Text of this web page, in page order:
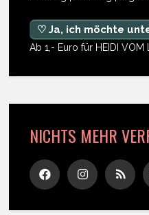
♡ Ja, ich möchte
Ab 1,- Euro für HEIDI VOM
NICHTS MEHR